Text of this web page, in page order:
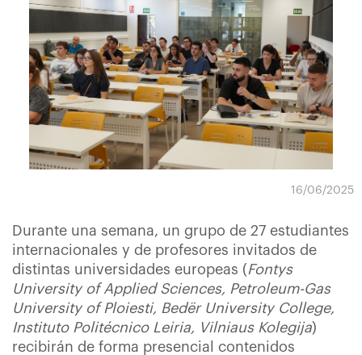
16/06/2025
Durante una semana, un grupo de 27 estudiantes
internacionales y de profesores invitados de
distintas universidades europeas (Fontys
University of Applied Sciences, Petroleum-Gas
University of Ploiesti, Bedër University College,
Instituto Politécnico Leiria, Vilniaus Kolegija)
recibirán de forma presencial contenidos